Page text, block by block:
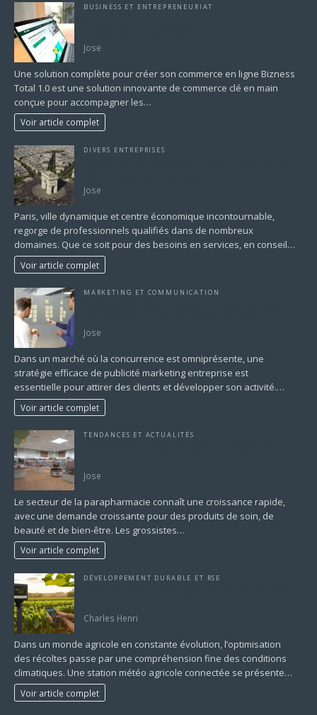
BUSINESS ET ENTREPRENEURIAT
Jose
Une solution complète pour créer son commerce en ligne Bizness
Total 1.0 est une solution innovante de commerce clé en main
conçue pour accompagner les…
Voir article complet
DIVERS ENTREPRISES
Jose
Paris, ville dynamique et centre économique incontournable,
regorge de professionnels qualifiés dans de nombreux
domaines. Que ce soit pour des besoins en services, en conseil…
Voir article complet
MARKETING ET COMMUNICATION
Jose
Dans un marché où la concurrence est omniprésente, une
stratégie efficace de publicité marketing entreprise est
essentielle pour attirer des clients et développer son activité.…
Voir article complet
TENDANCES ET ACTUALITÉS
Jose
Le secteur de la parapharmacie connaît une croissance rapide,
avec une demande croissante pour des produits de soin, de
beauté et de bien-être. Les grossistes…
Voir article complet
DÉVELOPPEMENT DURABLE ET RSE
Charles Henri
Dans un monde agricole en constante évolution, l’optimisation
des récoltes passe par une compréhension fine des conditions
climatiques. Une station météo agricole connectée se présente…
Voir article complet